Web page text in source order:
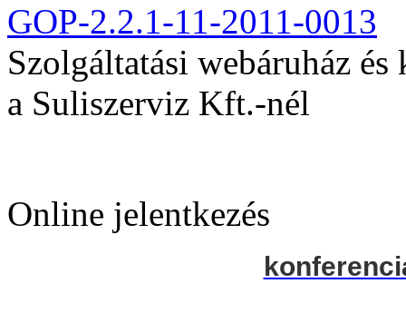
GOP-2.2.1-11-2011-0013
Szolgáltatási webáruház
a Suliszerviz Kft.-nél
Online jelentkezés